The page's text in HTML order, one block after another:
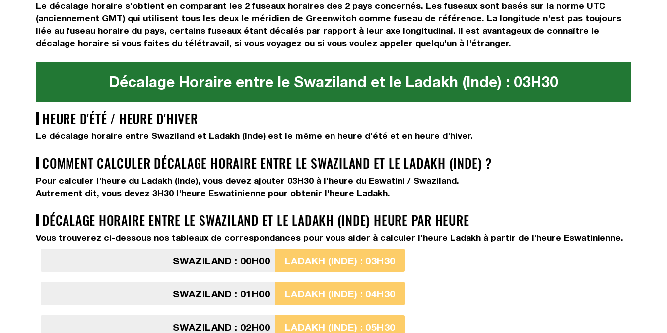
Le décalage horaire s'obtient en comparant les 2 fuseaux horaires des 2 pays concernés. Les fuseaux sont basés sur la norme UTC
(anciennement GMT) qui utilisent tous les deux le méridien de Greenwitch comme fuseau de référence. La longitude n'est pas toujours
liée au fuseau horaire du pays, certains fuseaux étant décalés par rapport à leur axe longitudinal. Il est avantageux de connaître le
décalage horaire si vous faites du télétravail, si vous voyagez ou si vous voulez appeler quelqu'un à l'étranger.
Décalage Horaire entre le Swaziland et le Ladakh (Inde) : 03H30
HEURE D'ÉTÉ / HEURE D'HIVER
Le décalage horaire entre Swaziland et Ladakh (Inde) est le même en heure d'été et en heure d'hiver.
COMMENT CALCULER DÉCALAGE HORAIRE ENTRE LE SWAZILAND ET LE LADAKH (INDE) ?
Pour calculer l'heure du Ladakh (Inde), vous devez ajouter 03H30 à l'heure du Eswatini / Swaziland.
Autrement dit, vous devez 3H30 l'heure Eswatinienne pour obtenir l'heure Ladakh.
DÉCALAGE HORAIRE ENTRE LE SWAZILAND ET LE LADAKH (INDE) HEURE PAR HEURE
Vous trouverez ci-dessous nos tableaux de correspondances pour vous aider à calculer l'heure Ladakh à partir de l'heure Eswatinienne.
SWAZILAND : 00H00 LADAKH (INDE) : 03H30
SWAZILAND : 01H00 LADAKH (INDE) : 04H30
SWAZILAND : 02H00 LADAKH (INDE) : 05H30